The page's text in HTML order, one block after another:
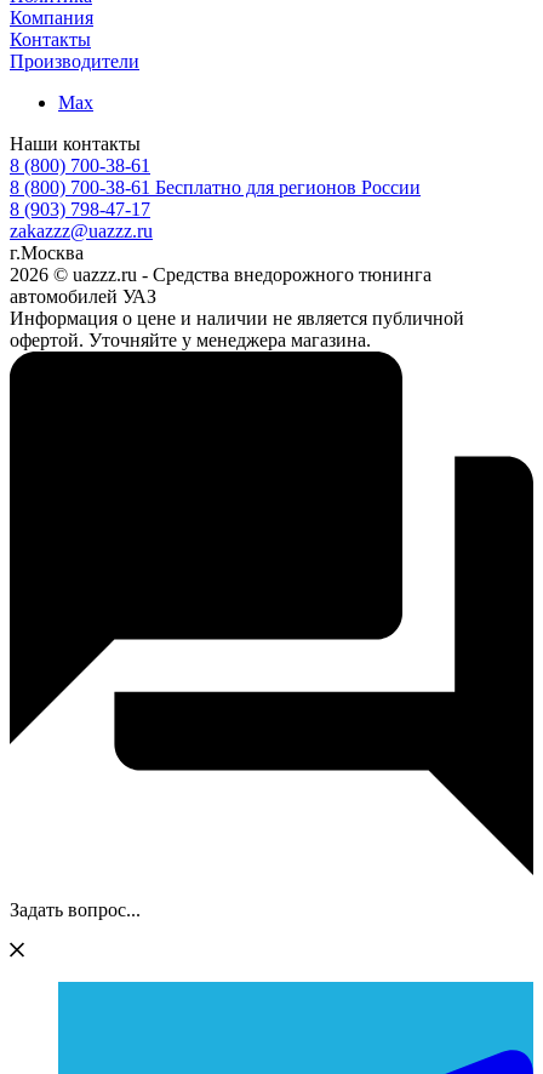
Компания
Контакты
Производители
Max
Наши контакты
8 (800) 700-38-61
8 (800) 700-38-61 Бесплатно для регионов России
8 (903) 798-47-17
zakazzz@uazzz.ru
г.Москва
2026 © uazzz.ru - Средства внедорожного тюнинга
автомобилей УАЗ
Информация о цене и наличии не является публичной
офертой. Уточняйте у менеджера магазина.
Задать вопрос...